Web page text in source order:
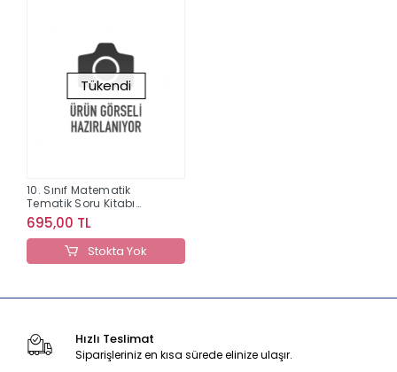
Tükendi
10. Sınıf Matematik
Tematik Soru Kitabı
Palme Yayınları
695,00 TL
Stokta Yok
Hızlı Teslimat
Siparişleriniz en kısa sürede elinize ulaşır.